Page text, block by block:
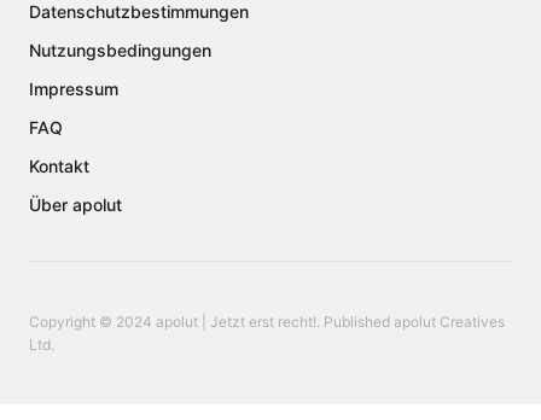
Datenschutzbestimmungen
Nutzungsbedingungen
Impressum
FAQ
Kontakt
Über apolut
Copyright © 2024 apolut | Jetzt erst recht!. Published apolut Creatives
Ltd.